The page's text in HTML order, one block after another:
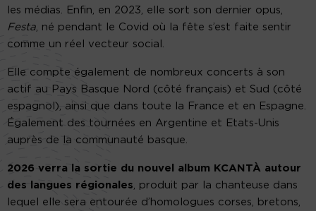
les médias. Enfin, en 2023, elle sort son dernier opus,
Festa, né pendant le Covid où la fête s’est faite sentir
comme un réel vecteur social.
Elle compte également de nombreux concerts à son
actif au Pays Basque Nord (côté français) et Sud (côté
espagnol), ainsi que dans toute la France et en Espagne.
Également des tournées en Argentine et Etats-Unis
auprès de la communauté basque.
2026 verra la sortie du nouvel album KCANTÀ autour
des langues régionales, produit par la chanteuse dans
lequel elle sera entourée d’homologues corses, bretons,